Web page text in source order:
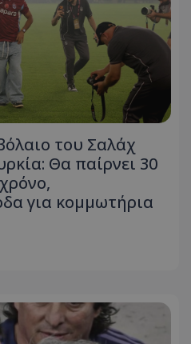
του Σαλάχ
Θα παίρνει 30
για κομμωτήρια